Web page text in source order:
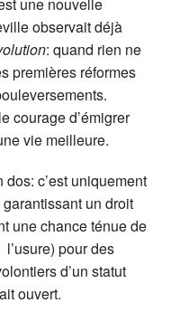
observait déjà
: quand rien ne
premières réformes
courage d’émigrer
vie meilleure.
c’est uniquement
un droit
une chance ténue de
pour des
d’un statut
ouvert.